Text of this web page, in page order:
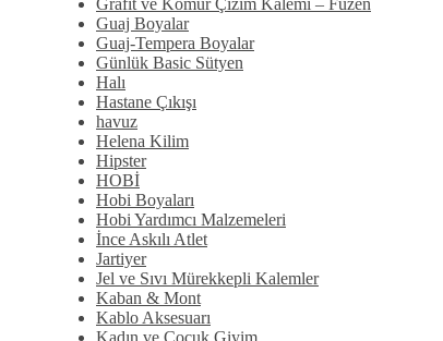
Guaj Boyalar
Guaj-Tempera Boyalar
Günlük Basic Sütyen
Halı
Hastane Çıkışı
havuz
Helena Kilim
Hipster
HOBİ
Hobi Boyaları
Hobi Yardımcı Malzemeleri
İnce Askılı Atlet
Jartiyer
Jel ve Sıvı Mürekkepli Kalemler
Kaban & Mont
Kablo Aksesuarı
Kadın ve Çocuk Giyim